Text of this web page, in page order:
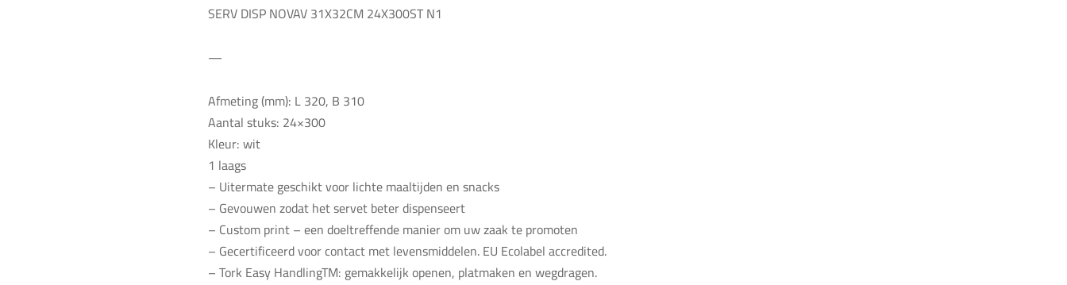
SERV DISP NOVAV 31X32CM 24X300ST N1
—
Afmeting (mm): L 320, B 310
Aantal stuks: 24×300
Kleur: wit
1 laags
– Uitermate geschikt voor lichte maaltijden en snacks
– Gevouwen zodat het servet beter dispenseert
– Custom print – een doeltreffende manier om uw zaak te promoten
– Gecertificeerd voor contact met levensmiddelen. EU Ecolabel accredited.
– Tork Easy HandlingTM: gemakkelijk openen, platmaken en wegdragen.